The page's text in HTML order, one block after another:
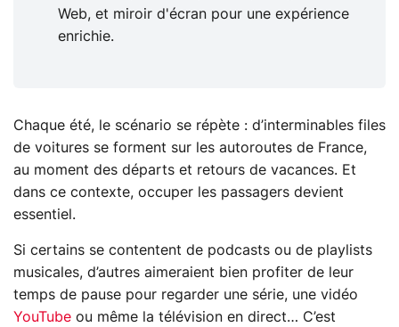
Web, et miroir d'écran pour une expérience
enrichie.
Chaque été, le scénario se répète : d’interminables files
de voitures se forment sur les autoroutes de France,
au moment des départs et retours de vacances. Et
dans ce contexte, occuper les passagers devient
essentiel.
Si certains se contentent de podcasts ou de playlists
musicales, d’autres aimeraient bien profiter de leur
temps de pause pour regarder une série, une vidéo
YouTube ou même la télévision en direct… C’est